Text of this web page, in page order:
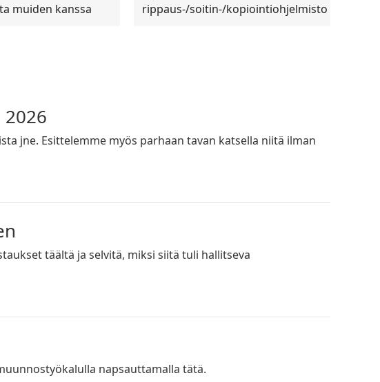
muiden kanssa
rippaus-/soitin-/kopiointiohjelmisto
2026
jne. Esittelemme myös parhaan tavan katsella niitä ilman
täältä ja selvitä, miksi siitä tuli hallitseva
napsauttamalla tätä.